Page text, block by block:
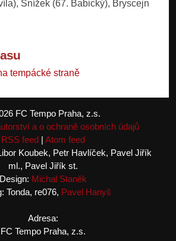
Snížek (67. Babický), Bryscejn
tempácké straně
FC Tempo Praha, z.s.
a o ochraně osobních údajů
RSS feed| Atom feed
Koubek, Petr Havlíček, Pavel Jiřík
ml., Pavel Jiřík st.
Design: Michal Staněk
Tonda, re076, Pavel Hanyš
Adresa:
FC Tempo Praha, z.s.